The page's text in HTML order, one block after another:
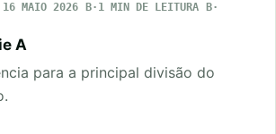
16 MAIO 2026
1 MIN DE LEITURA
A
para a principal divisão do